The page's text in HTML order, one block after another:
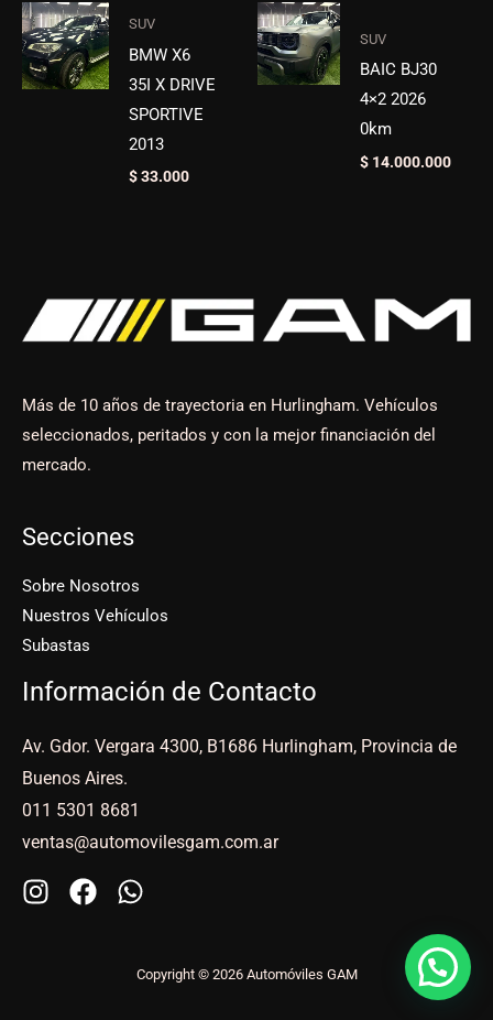
SUV
BMW X6
35I X DRIVE
SPORTIVE
2013
$33.000
SUV
BAIC BJ30
4×2 2026
0km
$ 14.000.000
Más de 10 años de trayectoria en Hurlingham. Vehículos
seleccionados, peritados y con la mejor financiación del
mercado.
Secciones
Sobre Nosotros
Nuestros Vehículos
Subastas
Información de Contacto
Av. Gdor. Vergara 4300, B1686 Hurlingham, Provincia de
Buenos Aires.
011 5301 8681
ventas@automovilesgam.com.ar
Copyright © 2026 Automóviles GAM